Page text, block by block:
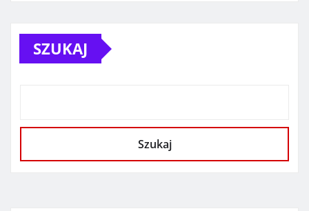
SZUKAJ
Szukaj